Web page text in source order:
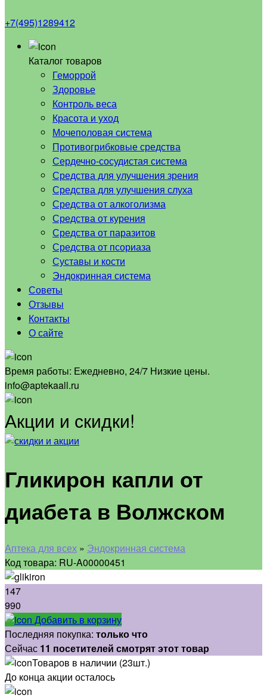
+7(495)1289412
Каталог товаров
Геморрой
Здоровье
Контроль веса
Красота и уход
Мочеполовая система
Противогрибковые средства
Сердечно-сосудистая система
Средства для улучшения зрения
Средства для улучшения слуха
Средства от алкоголизма
Средства от курения
Средства от паразитов
Средства от псориаза
Суставы и кости
Эндокринная система
Советы
Отзывы
Контакты
О сайте
Время работы: Ежедневно, 24/7 Низкие цены.
info@aptekaall.ru
Акции и скидки!
Гликирон капли от
диабета в Волжском
Аптека для всех » Эндокринная система
Код товара: RU-A00000451
147
990
Добавить в корзину
Последняя покупка: только что
Сейчас 11 посетителей смотрят этот товар
Товаров в наличии (23шт.)
До конца акции осталось